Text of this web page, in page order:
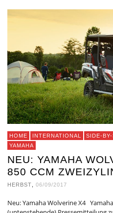
HOME INTERNATIONAL SIDE-
YAMAHA
NEU: YAMAHA
850 CCM
HERBST 06/09/2017
Neu: Yamaha Wolverine X4